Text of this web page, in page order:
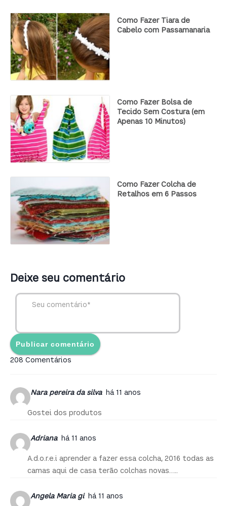
Como Fazer Tiara de
Cabelo com Passamanaria
Como Fazer Bolsa de
Tecido Sem Costura (em
Apenas 10 Minutos)
Como Fazer Colcha de
Retalhos em 6 Passos
Deixe seu comentário
208 Comentários
Nara pereira da silva há 11 anos
Gostei dos produtos
Adriana há 11 anos
A.d.o.r.e.i aprender a fazer essa colcha, 2016 todas as
camas aqui de casa terão colchas novas…..
Angela Maria gi há 11 anos